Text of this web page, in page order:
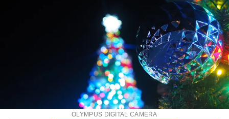
OLYMPUS DIGITAL CAMERA